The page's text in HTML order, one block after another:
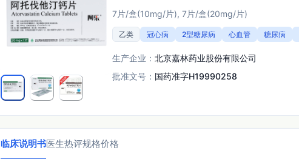
7片/盒(10mg/片), 7片/盒(20mg/片)
乙类 冠心病 2型糖尿病 心血管 糖尿病
生产企业：北京嘉林药业股份有限公司
批准文号： 国药准字H19990258
临床说明书医生热评规格价格